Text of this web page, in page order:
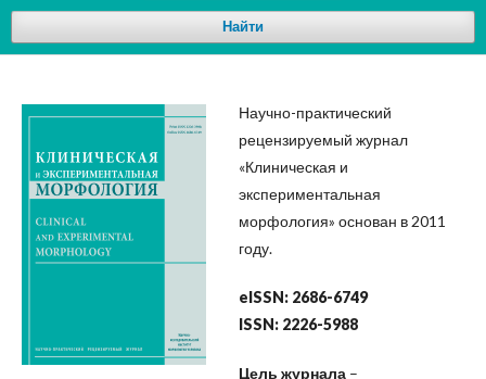
Найти
Научно-практический
рецензируемый журнал
«Клиническая и
экспериментальная
морфология» основан в 2011
году.
eISSN: 2686-6749
ISSN: 2226-5988
Цель журнала –